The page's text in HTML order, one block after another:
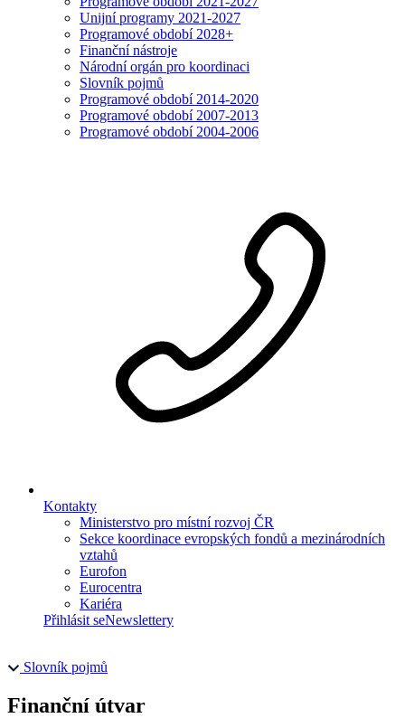
Unijní programy 2021-2027
Programové období 2028+
Finanční nástroje
Národní orgán pro koordinaci
Slovník pojmů
Programové období 2014-2020
Programové období 2007-2013
Programové období 2004-2006
Kontakty
Ministerstvo pro místní rozvoj ČR
Sekce koordinace evropských fondů a mezinárodních
vztahů
Eurofon
Eurocentra
Kariéra
Přihlásit seNewslettery
Slovník pojmů
Finanční útvar